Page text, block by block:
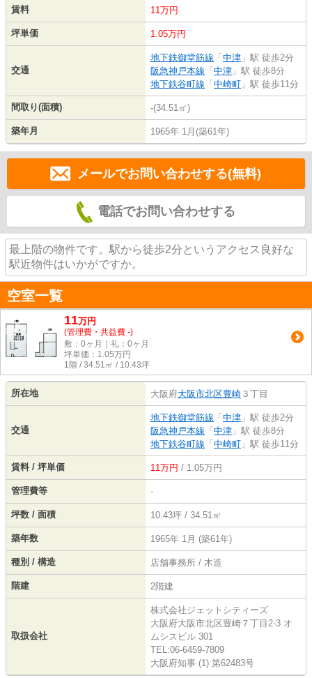
賃料 11万円
坪単価 1.05万円
交通
地下鉄御堂筋線 「 中津 」駅 徒歩2分
阪急神戸本線 「 中津 」駅 徒歩8分
地下鉄谷町線 「 中崎町 」駅 徒歩11分
間取り(面積) -(34.51㎡)
築年月 1965年 1月(築61年)
メールでお問い合わせする(無料)
電話でお問い合わせする
最上階の物件です。駅から徒歩2分というアクセス良好な
駅近物件はいかがですか。
空室一覧
11万円
(管理費・共益費 -)
敷：0ヶ月｜礼：0ヶ月
坪単価： 1.05万円
1階 / 34.51㎡ / 10.43坪
所在地 大阪府大阪市北区豊崎 ３丁目
交通
地下鉄御堂筋線 「 中津 」駅 徒歩2分
阪急神戸本線 「 中津 」駅 徒歩8分
地下鉄谷町線 「 中崎町 」駅 徒歩11分
賃料 / 坪単価 11万円 / 1.05万円
管理費等 -
坪数 / 面積 10.43坪 / 34.51㎡
築年数 1965年 1月 (築61年)
種別 / 構造 店舗事務所 / 木造
階建 2階建
取扱会社
株式会社ジェットシティーズ
大阪府大阪市北区豊崎７丁目2-3 オ
ムシスビル 301
TEL:06-6459-7809
大阪府知事 (1) 第62483号